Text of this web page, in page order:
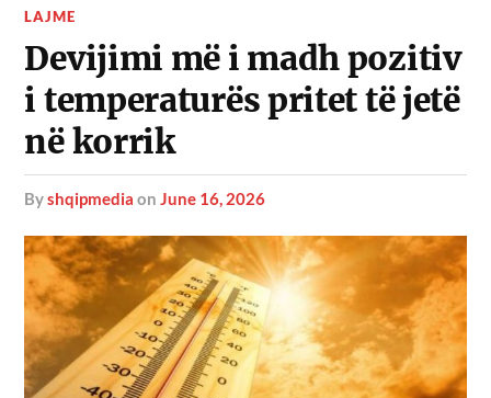
LAJME
Devijimi më i madh pozitiv
i temperaturës pritet të jetë
në korrik
byshqipmedia onJune 16, 2026